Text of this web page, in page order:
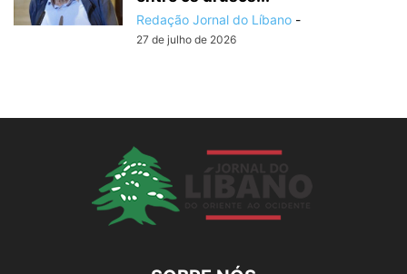
Redação Jornal do Líbano -
27 de julho de 2026